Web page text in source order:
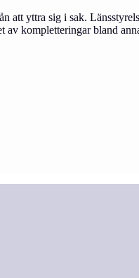
yttra sig i sak.
kompletteringar bland